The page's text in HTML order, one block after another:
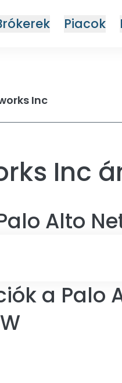
Piacok
Inc
Inc
Alto
a Palo